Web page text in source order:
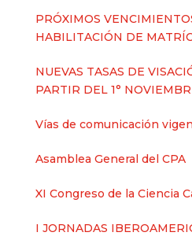
PRÓXIMOS
HABILITACIÓN DE
NUEVAS TASAS DE
PARTIR DEL 1°
Vías de comunicación
Asamblea General del CPA
XI Congreso de la Ciencia
I JORNADAS